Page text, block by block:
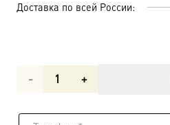
Доставка по всей России:
Количество